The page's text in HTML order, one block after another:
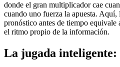
donde el gran multiplicador cae
cuando uno fuerza la apuesta.
pronóstico antes de tiempo
el ritmo propio de la información.
La jugada